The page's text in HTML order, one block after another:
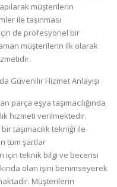
müşterilerin
ile taşınması
de profesyonel bir
müşterilerin ilk olarak
Güvenilir Hizmet Anlayışı
parça eşya taşımacılığında
hizmeti verilmektedir.
taşımacılık tekniği ile
tüm şartlar
için teknik bilgi ve becerisi
olan işini benimseyerek
Müşterilerin